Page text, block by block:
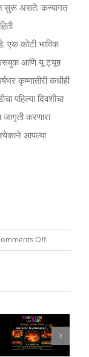
सुरू असते. कन्यागत
कोटी भाविक
आणि यू ट्यूब
कृष्णातीरी कधीही
पहिल्या दिवशीचा
करणारा
आपल्या
Offon
Kanyagat
महापर्वकाळ